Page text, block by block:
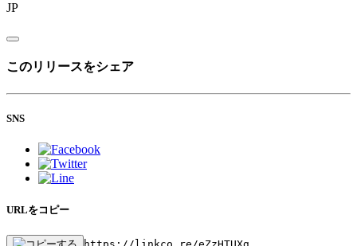
JP
このリリースをシェア
SNS
URLをコピー